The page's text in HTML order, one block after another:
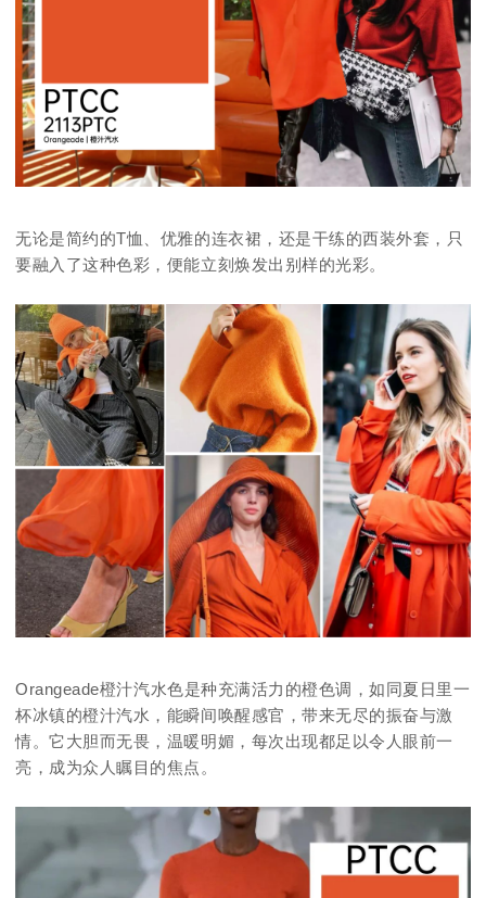
无论是简约的T恤、优雅的连衣裙，还是干练的西装外套，只
要融入了这种色彩，便能立刻焕发出别样的光彩。
Orangeade橙汁汽水色是种充满活力的橙色调，如同夏日里一
杯冰镇的橙汁汽水，能瞬间唤醒感官，带来无尽的振奋与激
情。它大胆而无畏，温暖明媚，每次出现都足以令人眼前一
亮，成为众人瞩目的焦点。